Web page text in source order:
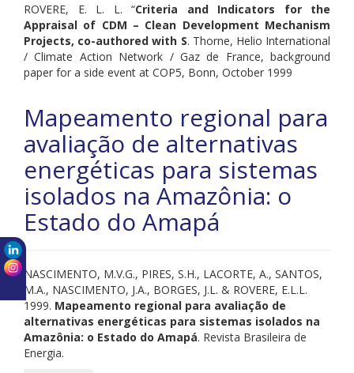
ROVERE, E. L. L. “Criteria and Indicators for the
Appraisal of CDM – Clean Development Mechanism
Projects, co-authored with S. Thorne, Helio International
/ Climate Action Network / Gaz de France, background
paper for a side event at COP5, Bonn, October 1999
Mapeamento regional para
avaliação de alternativas
energéticas para sistemas
isolados na Amazônia: o
Estado do Amapá
NASCIMENTO, M.V.G., PIRES, S.H., LACORTE, A., SANTOS,
M.A., NASCIMENTO, J.A., BORGES, J.L. & ROVERE, E.L.L.
1999. Mapeamento regional para avaliação de
alternativas energéticas para sistemas isolados na
Amazônia: o Estado do Amapá. Revista Brasileira de
Energia.